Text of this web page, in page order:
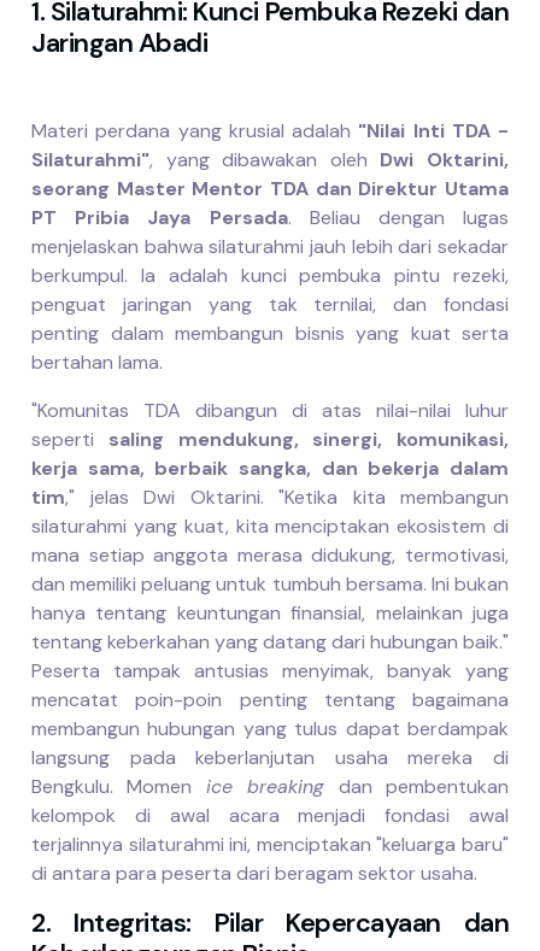
1. Silaturahmi: Kunci Pembuka Rezeki dan
Jaringan Abadi
Materi perdana yang krusial adalah "Nilai Inti TDA -
Silaturahmi", yang dibawakan oleh Dwi Oktarini,
seorang Master Mentor TDA dan Direktur Utama
PT Pribia Jaya Persada. Beliau dengan lugas
menjelaskan bahwa silaturahmi jauh lebih dari sekadar
berkumpul. Ia adalah kunci pembuka pintu rezeki,
penguat jaringan yang tak ternilai, dan fondasi
penting dalam membangun bisnis yang kuat serta
bertahan lama.
"Komunitas TDA dibangun di atas nilai-nilai luhur
seperti saling mendukung, sinergi, komunikasi,
kerja sama, berbaik sangka, dan bekerja dalam
tim," jelas Dwi Oktarini. "Ketika kita membangun
silaturahmi yang kuat, kita menciptakan ekosistem di
mana setiap anggota merasa didukung, termotivasi,
dan memiliki peluang untuk tumbuh bersama. Ini bukan
hanya tentang keuntungan finansial, melainkan juga
tentang keberkahan yang datang dari hubungan baik."
Peserta tampak antusias menyimak, banyak yang
mencatat poin-poin penting tentang bagaimana
membangun hubungan yang tulus dapat berdampak
langsung pada keberlanjutan usaha mereka di
Bengkulu. Momen ice breaking dan pembentukan
kelompok di awal acara menjadi fondasi awal
terjalinnya silaturahmi ini, menciptakan "keluarga baru"
di antara para peserta dari beragam sektor usaha.
2. Integritas: Pilar Kepercayaan dan